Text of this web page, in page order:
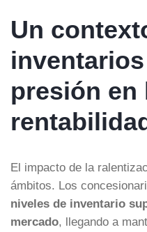
Un
presión en
El impacto de la
ámbitos. Los
niveles de inventario
mercado, llegando a